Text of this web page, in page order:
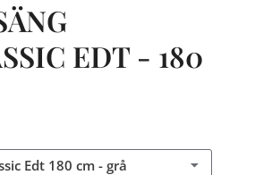
EDT - 180
Edt 180 cm - grå